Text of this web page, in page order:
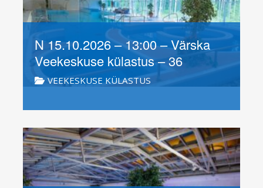
N 15.10.2026 – 13:00 – Värska
Veekeskuse külastus – 36
VEEKESKUSE KÜLASTUS